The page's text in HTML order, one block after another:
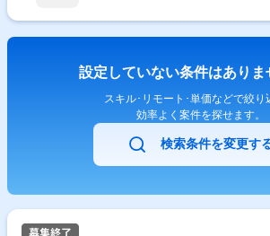
設定していない条件はありま
スキル･リモート･単価などで絞り
効率よく案件を探せます。
検索条件を変更す